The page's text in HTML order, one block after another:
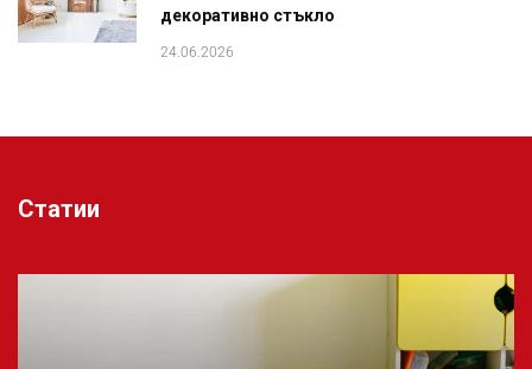
декоративно стъкло
24.06.2026
Статии